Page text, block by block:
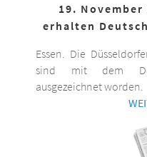
19.
erhalten
Essen. Die
sind mit dem
ausgezeichnet worden.